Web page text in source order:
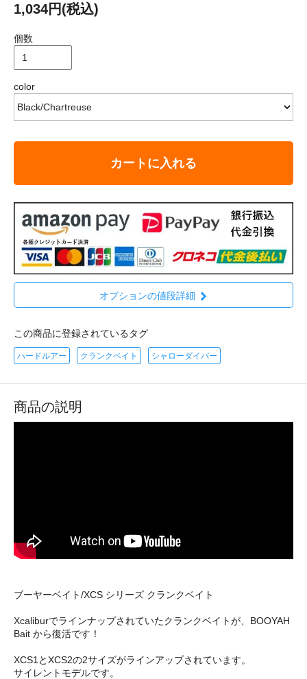
1,034円(税込)
個数
color
カートに入れる
オプションの値段詳細
この商品に登録されているタグ
ハードルアー クランクベイト シャローダイバー
商品の説明
ブーヤーベイト/XCS シリーズ クランクベイト
Xcaliburでラインナップされていたクランクベイトが、BOOYAH
Bait から復活です！
XCS1とXCS2の2サイズがラインアップされています。
サイレントモデルです。